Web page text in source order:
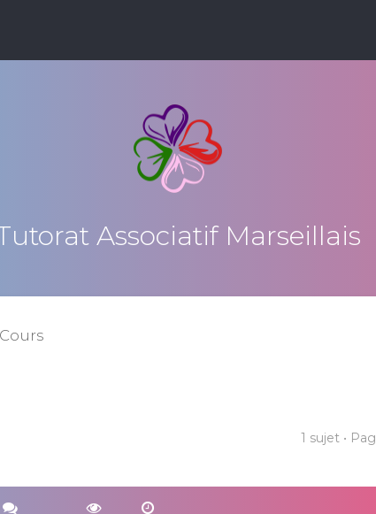
Associatif Marseillais
Cours
1 sujet •